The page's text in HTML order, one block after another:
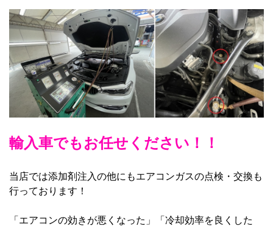
輸入車でもお任せください！！
当店では添加剤注入の他にもエアコンガスの点検・交換も
行っております！
「エアコンの効きが悪くなった」「冷却効率を良くした